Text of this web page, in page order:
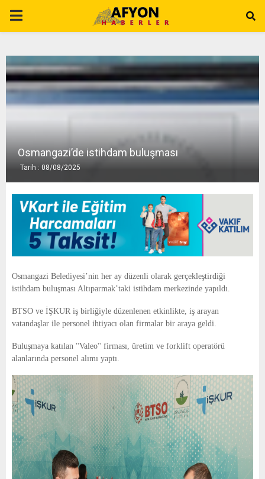
P
I
M
A
E
Osmangazi’de istihdam buluşması
Tarih : 08/08/2025
Osmangazi Belediyesi’nin her ay düzenli olarak gerçekleştirdiği
istihdam buluşması Altıparmak’taki istihdam merkezinde yapıldı.
BTSO ve İŞKUR iş birliğiyle düzenlenen etkinlikte, iş arayan
vatandaşlar ile personel ihtiyacı olan firmalar bir araya geldi.
Buluşmaya katılan ''Valeo'' firması, üretim ve forklift operatörü
alanlarında personel alımı yaptı.